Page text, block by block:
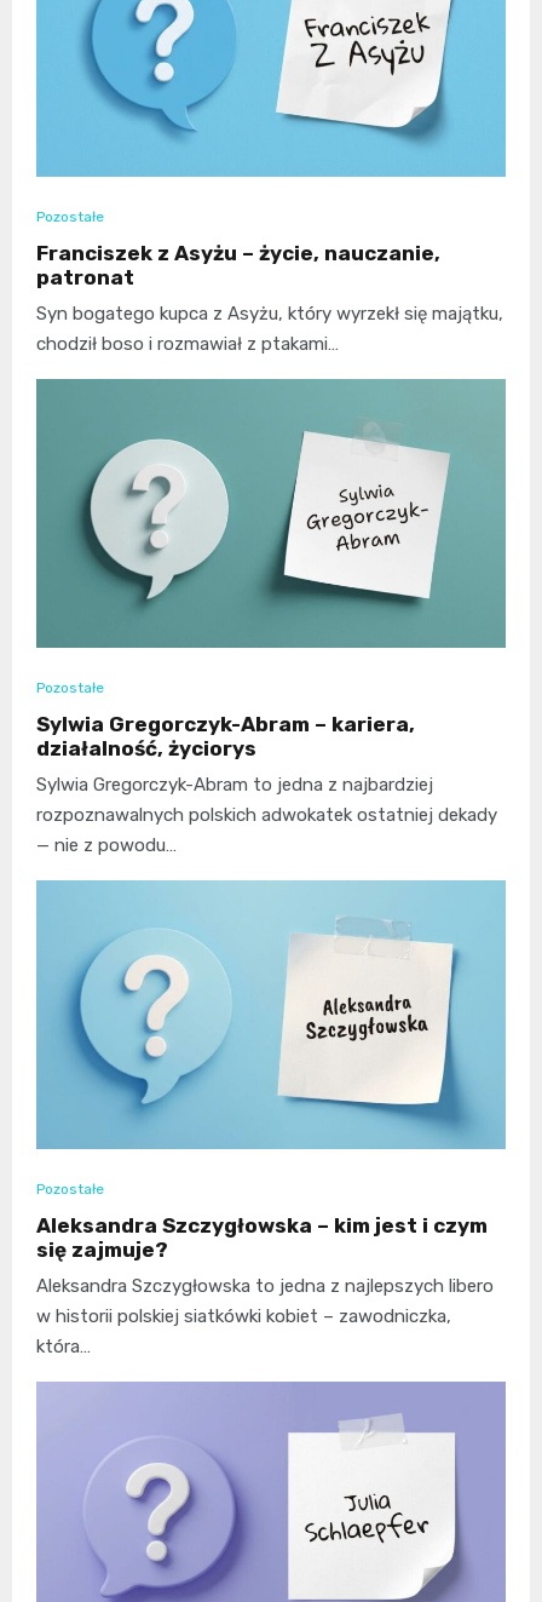
Pozostałe
Franciszek z Asyżu – życie, nauczanie,
patronat
Syn bogatego kupca z Asyżu, który wyrzekł się majątku,
chodził boso i rozmawiał z ptakami…
Pozostałe
Sylwia Gregorczyk-Abram – kariera,
działalność, życiorys
Sylwia Gregorczyk-Abram to jedna z najbardziej
rozpoznawalnych polskich adwokatek ostatniej dekady
— nie z powodu…
Pozostałe
Aleksandra Szczygłowska – kim jest i czym
się zajmuje?
Aleksandra Szczygłowska to jedna z najlepszych libero
w historii polskiej siatkówki kobiet – zawodniczka,
która…